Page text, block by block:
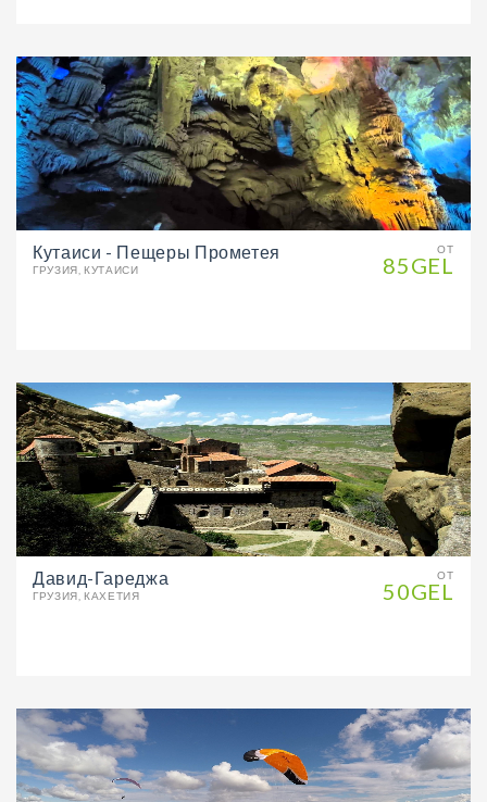
ОТ
85GEL
Кутаиси - Пещеры Прометея
ГРУЗИЯ, КУТАИСИ
ОТ
50GEL
Давид-Гареджа
ГРУЗИЯ, КАХЕТИЯ